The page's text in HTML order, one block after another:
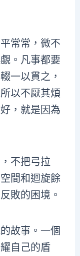
常常，微不
。凡事都要
一以貫之，
以不厭其煩
，就是因為
不把弓拉
間和迴旋餘
敗的困境。
故事。一個
自己的盾